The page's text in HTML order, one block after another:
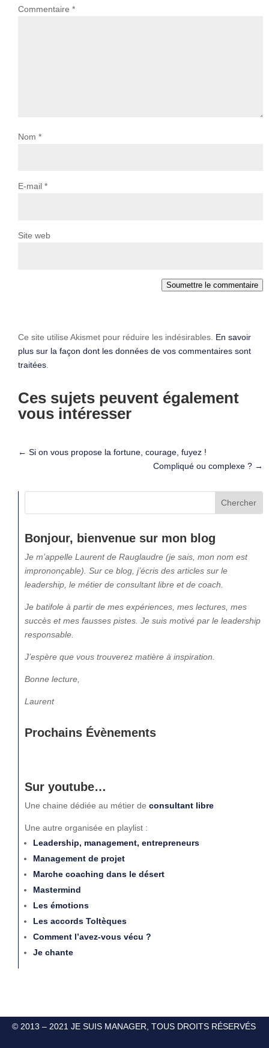
Commentaire *
Nom *
E-mail *
Site web
Soumettre le commentaire
Ce site utilise Akismet pour réduire les indésirables. En savoir
plus sur la façon dont les données de vos commentaires sont
traitées
Ces sujets peuvent également
vous intéresser
← Si on vous propose la fortune, courage, fuyez !
Compliqué ou complexe ? →
Bonjour, bienvenue sur mon blog
Je m’appelle Laurent de Rauglaudre (je sais, mon nom est
imprononçable). Sur ce blog, j’écris des articles sur le
leadership, le métier de consultant libre et de coach.
Je batifole à partir de mes expériences, mes lectures, mes
succès et mes fausses pistes. Je suis motivé par le leadership
responsable.
J’espère que vous trouverez matière à inspiration.
Bonne lecture,
Laurent
Prochains Évènements
Sur youtube…
Une chaine dédiée au métier de consultant libre
Une autre organisée en playlist :
Leadership, management, entrepreneurs
Management de projet
Marche coaching dans le désert
Mastermind
Les émotions
Les accords Toltèques
Comment l’avez-vous vécu ?
Je chante
© 2013 – 2021 JE SUIS MANAGER, TOUS DROITS RÉSERVÉS